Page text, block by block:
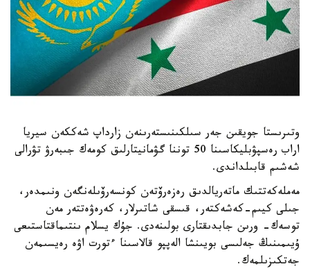
وتىرىستا جويقىن جەر سىلكىنىستەرىنەن زارداپ شەككەن سيريا
اراب رەسپۋبليكاسىنا 50 توننا گۋمانيتارلىق كومەك جىبەرۋ تۋرالى
شەشىم قابىلداندى.
مەملەكەتتىك ماتەريالدىق رەزەرۆتەن كونسەرۆىلەنگەن ونىمدەر،
جىلى كيىم-كەشەكتەر، قىسقى شاتىرلار، كەرەۋەتتەر مەن
توسەك- ورىن جابدىقتارى بولىنەدى. جۇك يسلام ىنتىماقتاستىعى
ۇيىمىنىڭ جەلىسى بويىنشا الەپپو قالاسىنا ءتورت اۋە رەيسىمەن
جەتكىزىلمەك.